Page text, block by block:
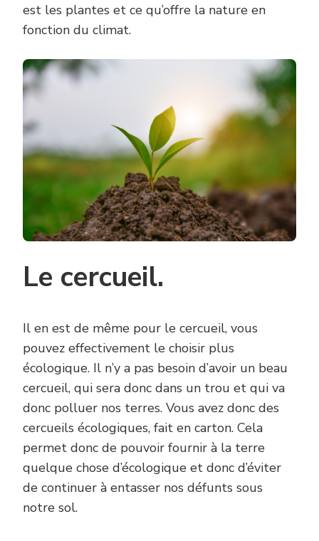
est les plantes et ce qu’offre la nature en
fonction du climat.
Le cercueil.
Il en est de même pour le cercueil, vous
pouvez effectivement le choisir plus
écologique. Il n’y a pas besoin d’avoir un beau
cercueil, qui sera donc dans un trou et qui va
donc polluer nos terres. Vous avez donc des
cercueils écologiques, fait en carton. Cela
permet donc de pouvoir fournir à la terre
quelque chose d’écologique et donc d’éviter
de continuer à entasser nos défunts sous
notre sol.